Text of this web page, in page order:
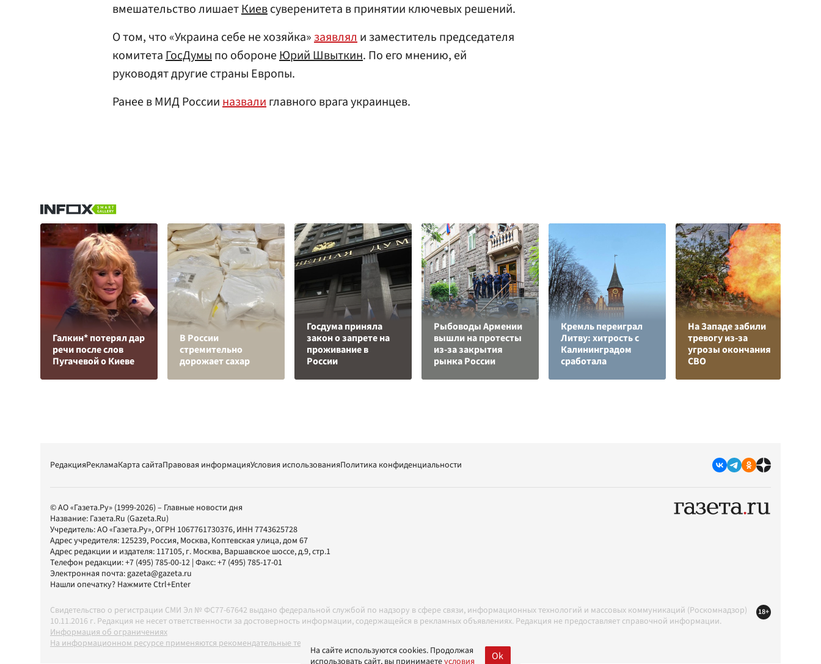
вмешательство лишаетКиевсуверенитета в принятии ключевых решений.
О том, что «Украина себе не хозяйка»заявляли заместитель председателя
комитетаГосДумыпо оборонеЮрий Швыткин. По его мнению, ей
руководят другие страны Европы.
Ранее в МИД Россииназвалиглавного врага украинцев.
Галкин* потерял дар
речи после слов
Пугачевой о Киеве
В России
стремительно
дорожает сахар
Госдума приняла
закон о запрете на
проживание в
России
Рыбоводы Армении
вышли на протесты
из-за закрытия
рынка России
Кремль переиграл
Литву: хитрость с
Калининградом
сработала
На Западе забили
тревогу из-за
угрозы окончания
СВО
РедакцияРекламаКарта сайтаПравовая информацияУсловия использованияПолитика конфиденциальности
© АО «Газета.Ру» (1999-2026) – Главные новости дня
Название: Газета.Ru (Gazeta.Ru)
Учредитель:АО «Газета.Ру», ОГРН 1067761730376, ИНН 7743625728
Адрес учредителя: 125239, Россия, Москва, Коптевская улица, дом 67
Адрес редакции и издателя: 117105, г. Москва, Варшавское шоссе, д.9, стр.1
Телефон редакции:+7 (495) 785-00-12 | Факс:+7 (495) 785-17-01
Электронная почта:gazeta@gazeta.ru
Нашли опечатку? Нажмите Ctrl+Enter
Свидетельство о регистрации СМИ Эл № ФС77-67642 выдано федеральной службой по надзору в сфере связи, информационных технологий и массовых коммуникаций (Роскомнадзор)
10.11.2016 г. Редакция не несет ответственности за достоверность информации, содержащейся в рекламных объявлениях. Редакция не предоставляет справочной информации.
Информация об ограничениях
На информационном ресурсе применяются рекомендательные технологии в соответствии с Правилами
18+
На сайте используются cookies. Продолжая
использовать сайт, вы принимаетеусловия Ok